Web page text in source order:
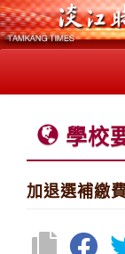
學校
加退選補繳